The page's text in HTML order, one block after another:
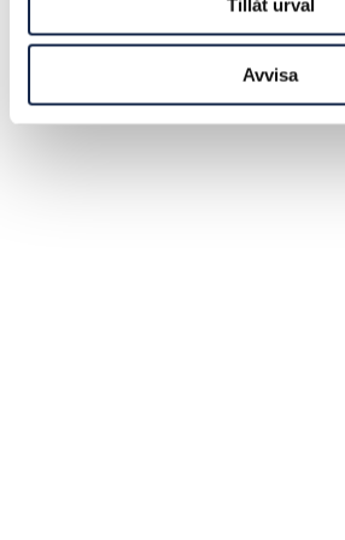
Tillåt urval
Avvisa